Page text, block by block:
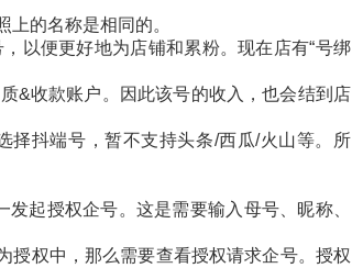
的名称是相同的。
以便更好地为店铺和累粉。现在店有“号绑
&收款账户。因此该号的收入，也会结到店
择抖端号，暂不支持头条/西瓜/火山等。所
起授权企号。这是需要输入母号、昵称、
授权中，那么需要查看授权请求企号。授权